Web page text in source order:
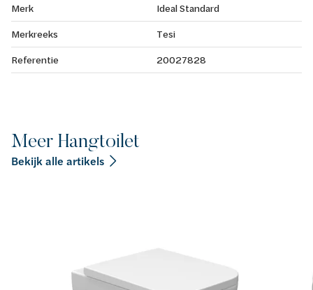
Merk
Ideal Standard
Merkreeks
Tesi
Referentie
20027828
Meer Hangtoilet
Bekijk alle artikels